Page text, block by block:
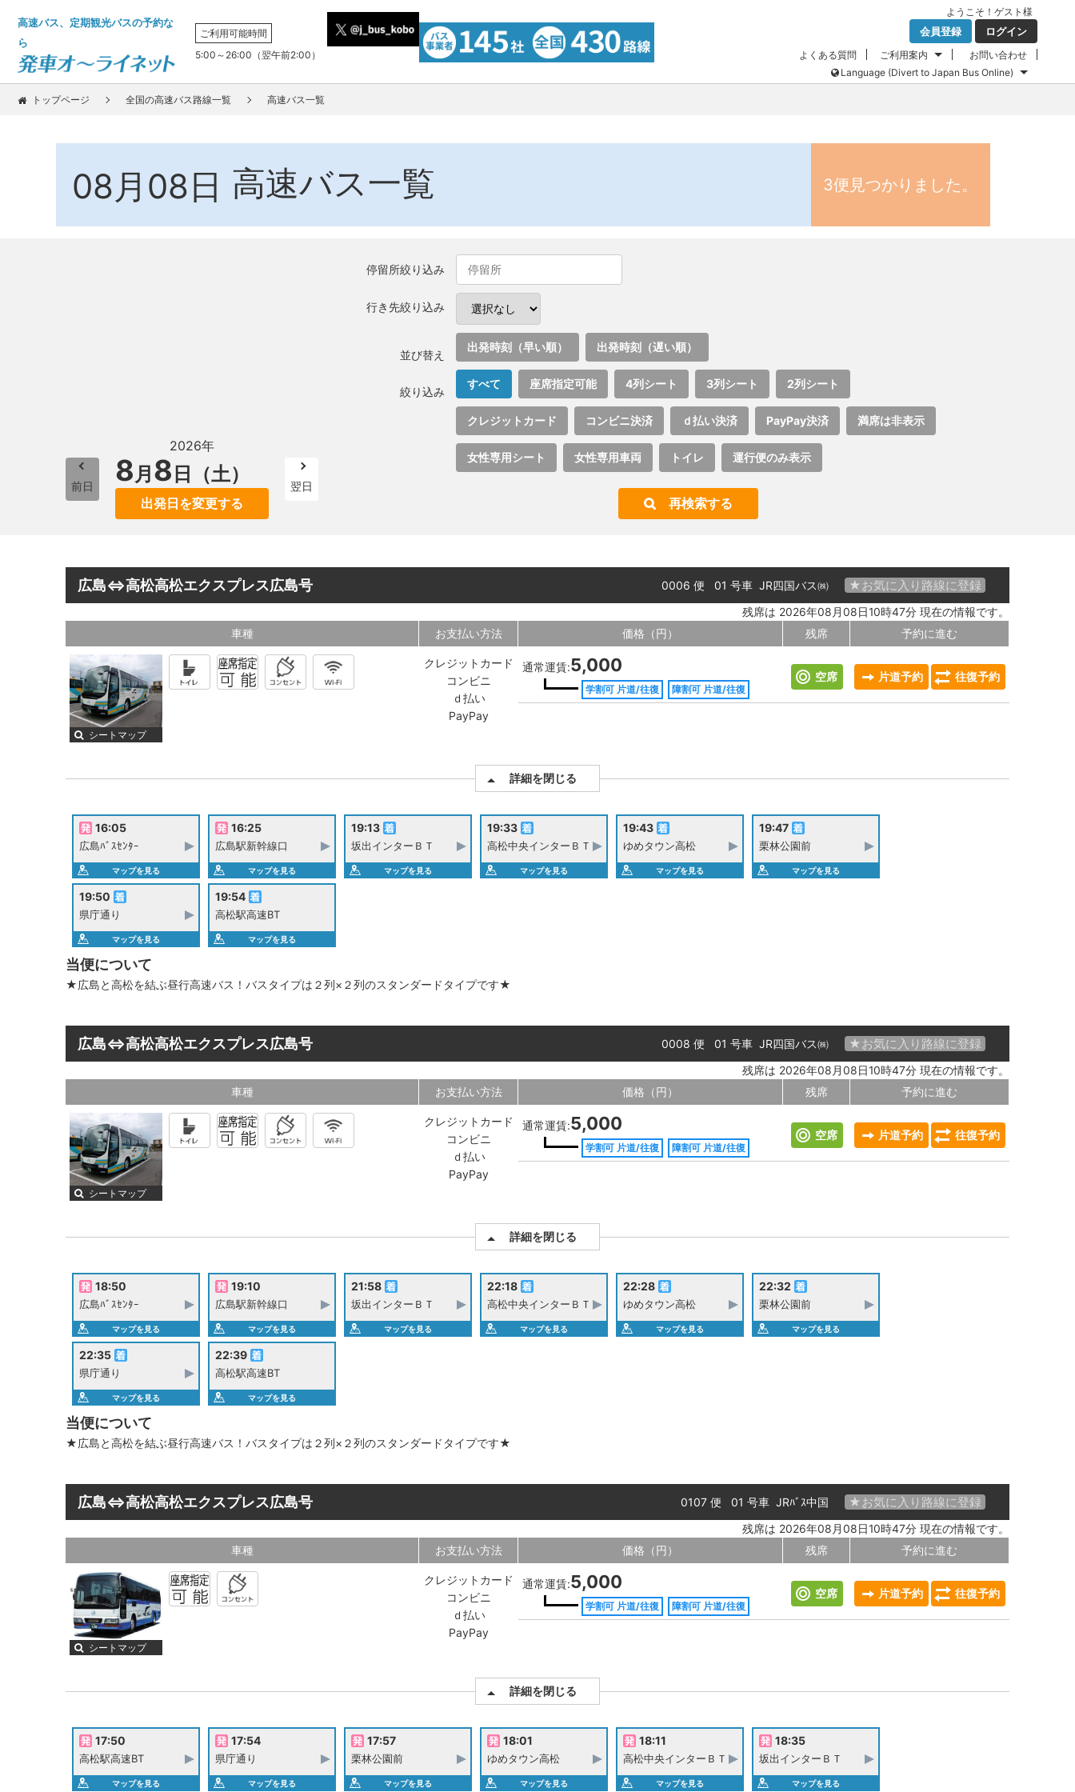
高速バス、定期観光バスの予約な
ら
ご利用可能時間
5:00～26:00（翌午前2:00）
ようこそ！ ゲスト 様
会員登録 ログイン
よくある質問 ご利用案内
お問い合わせ
Language (Divert to Japan Bus Online)
トップページ 全国の高速バス路線一覧 高速バス一覧
08月08日 高速バス一覧 3便見つかりました。
前日
2026年
8月 8 日（土）
出発日を変更する
翌日
停留所絞り込み
行き先絞り込み
並び替え
出発時刻（早い順） 出発時刻（遅い順）
絞り込み
すべて 座席指定可能 4列シート 3列シート 2列シート
クレジットカード コンビニ決済 ｄ払い決済 PayPay決済 満席は非表示
女性専用シート 女性専用車両 トイレ 運行便のみ表示
再検索する
★お気に入り路線に登録
広島⇔高松高松エクスプレス広島号 0006 便 01 号車 JR四国バス㈱
残席は 2026年08月08日10時47分 現在の情報です。
車種
シートマップ
お支払い方法
クレジットカード
コンビニ
ｄ払い
PayPay
価格（円） 残席 予約に進む
通常運賃:5,000
学割可 片道/往復 障割可 片道/往復
空席 片道予約 往復予約
詳細を閉じる
16:05
広島ﾊﾞｽｾﾝﾀｰ
マップを見る
16:25
広島駅新幹線口
マップを見る
19:13
坂出インターＢＴ
マップを見る
19:33
高松中央インターＢＴ
マップを見る
19:43
ゆめタウン高松
マップを見る
19:47
栗林公園前
マップを見る
19:50
県庁通り
マップを見る
19:54
高松駅高速BT
マップを見る
当便について
★広島と高松を結ぶ昼行高速バス！バスタイプは２列×２列のスタンダードタイプです★
★お気に入り路線に登録
広島⇔高松高松エクスプレス広島号 0008 便 01 号車 JR四国バス㈱
残席は 2026年08月08日10時47分 現在の情報です。
車種
シートマップ
お支払い方法
クレジットカード
コンビニ
ｄ払い
PayPay
価格（円） 残席 予約に進む
通常運賃:5,000
学割可 片道/往復 障割可 片道/往復
空席 片道予約 往復予約
詳細を閉じる
18:50
広島ﾊﾞｽｾﾝﾀｰ
マップを見る
19:10
広島駅新幹線口
マップを見る
21:58
坂出インターＢＴ
マップを見る
22:18
高松中央インターＢＴ
マップを見る
22:28
ゆめタウン高松
マップを見る
22:32
栗林公園前
マップを見る
22:35
県庁通り
マップを見る
22:39
高松駅高速BT
マップを見る
当便について
★広島と高松を結ぶ昼行高速バス！バスタイプは２列×２列のスタンダードタイプです★
★お気に入り路線に登録
広島⇔高松高松エクスプレス広島号 0107 便 01 号車 JRﾊﾞｽ中国
残席は 2026年08月08日10時47分 現在の情報です。
車種
シートマップ
お支払い方法
クレジットカード
コンビニ
ｄ払い
PayPay
価格（円） 残席 予約に進む
通常運賃:5,000
学割可 片道/往復 障割可 片道/往復
空席 片道予約 往復予約
詳細を閉じる
17:50
高松駅高速BT
マップを見る
17:54
県庁通り
マップを見る
17:57
栗林公園前
マップを見る
18:01
ゆめタウン高松
マップを見る
18:11
高松中央インターＢＴ
マップを見る
18:35
坂出インターＢＴ
マップを見る